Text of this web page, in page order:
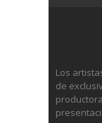
Los
de